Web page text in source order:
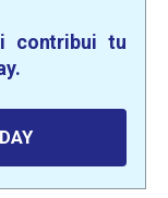
contribui tu